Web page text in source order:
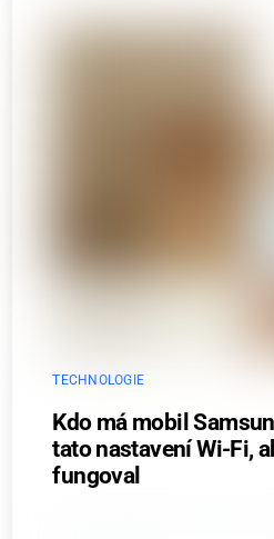
TECHNOLOGIE
Kdo má mobil
tato nastavení Wi-Fi,
fungoval